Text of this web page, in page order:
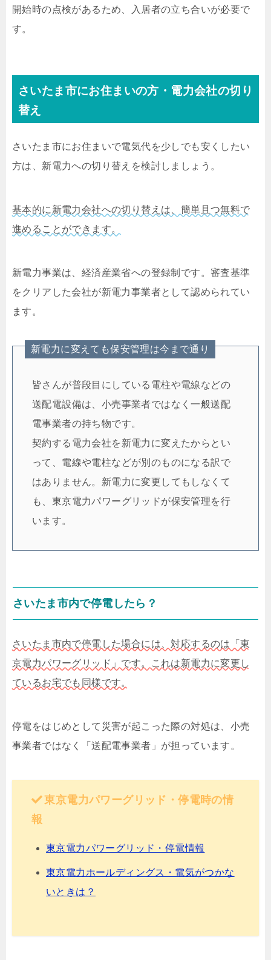
開始時の点検があるため、入居者の立ち合いが必要で
す。
さいたま市にお住まいの方・電力会社の切り
替え
さいたま市にお住まいで電気代を少しでも安くしたい
方は、新電力への切り替えを検討しましょう。
基本的に新電力会社への切り替えは、簡単且つ無料で
進めることができます。
新電力事業は、経済産業省への登録制です。審査基準
をクリアした会社が新電力事業者として認められてい
ます。
新電力に変えても保安管理は今まで通り
皆さんが普段目にしている電柱や電線などの
送配電設備は、小売事業者ではなく一般送配
電事業者の持ち物です。
契約する電力会社を新電力に変えたからとい
って、電線や電柱などが別のものになる訳で
はありません。新電力に変更してもしなくて
も、東京電力パワーグリッドが保安管理を行
います。
さいたま市内で停電したら？
さいたま市内で停電した場合には、対応するのは「東
京電力パワーグリッド」です。これは新電力に変更し
ているお宅でも同様です。
停電をはじめとして災害が起こった際の対処は、小売
事業者ではなく「送配電事業者」が担っています。
東京電力パワーグリッド・停電時の情
報
東京電力パワーグリッド・停電情報
東京電力ホールディングス・電気がつかな
いときは？